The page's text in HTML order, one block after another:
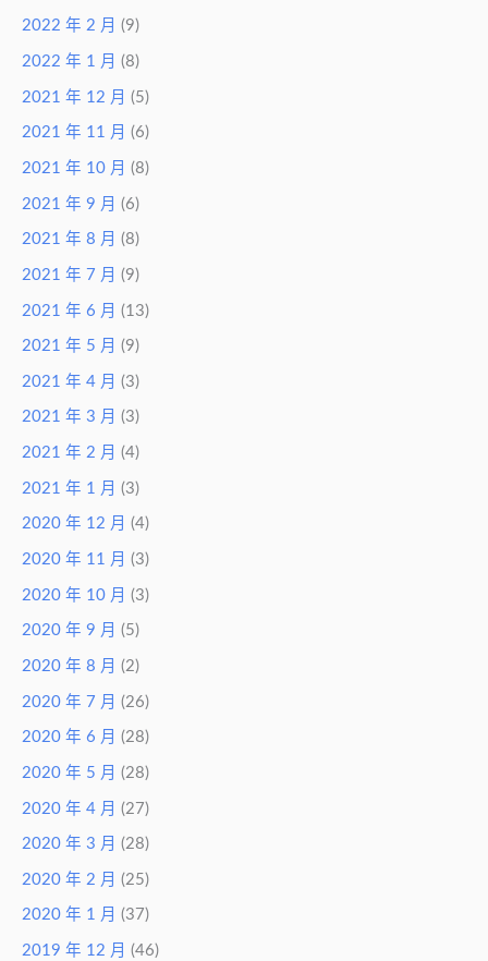
2022 年 2 月 (9)
2022 年 1 月 (8)
2021 年 12 月 (5)
2021 年 11 月 (6)
2021 年 10 月 (8)
2021 年 9 月 (6)
2021 年 8 月 (8)
2021 年 7 月 (9)
2021 年 6 月 (13)
2021 年 5 月 (9)
2021 年 4 月 (3)
2021 年 3 月 (3)
2021 年 2 月 (4)
2021 年 1 月 (3)
2020 年 12 月 (4)
2020 年 11 月 (3)
2020 年 10 月 (3)
2020 年 9 月 (5)
2020 年 8 月 (2)
2020 年 7 月 (26)
2020 年 6 月 (28)
2020 年 5 月 (28)
2020 年 4 月 (27)
2020 年 3 月 (28)
2020 年 2 月 (25)
2020 年 1 月 (37)
2019 年 12 月 (46)